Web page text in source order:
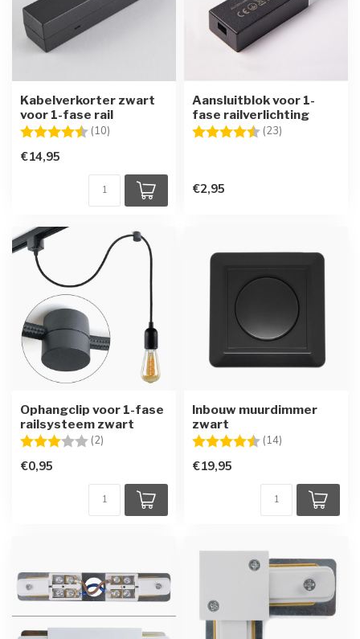
Kabelverkorter zwart
voor 1-fase rail
Beoordeling: (10)
€14,95
Aansluitblok voor 1-
fase railverlichting
Beoordeling: (23)
€2,95
Ophangclip voor 1-fase
railsysteem zwart
Beoordeling: (2)
€0,95
Inbouw muurdimmer
zwart
Beoordeling: (14)
€19,95